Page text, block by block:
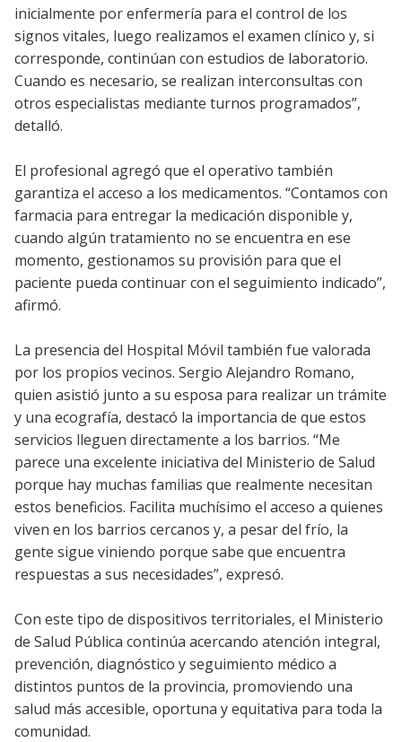
inicialmente por enfermería para el control de los
signos vitales, luego realizamos el examen clínico y, si
corresponde, continúan con estudios de laboratorio.
Cuando es necesario, se realizan interconsultas con
otros especialistas mediante turnos programados”,
detalló.
El profesional agregó que el operativo también
garantiza el acceso a los medicamentos. “Contamos con
farmacia para entregar la medicación disponible y,
cuando algún tratamiento no se encuentra en ese
momento, gestionamos su provisión para que el
paciente pueda continuar con el seguimiento indicado”,
afirmó.
La presencia del Hospital Móvil también fue valorada
por los propios vecinos. Sergio Alejandro Romano,
quien asistió junto a su esposa para realizar un trámite
y una ecografía, destacó la importancia de que estos
servicios lleguen directamente a los barrios. “Me
parece una excelente iniciativa del Ministerio de Salud
porque hay muchas familias que realmente necesitan
estos beneficios. Facilita muchísimo el acceso a quienes
viven en los barrios cercanos y, a pesar del frío, la
gente sigue viniendo porque sabe que encuentra
respuestas a sus necesidades”, expresó.
Con este tipo de dispositivos territoriales, el Ministerio
de Salud Pública continúa acercando atención integral,
prevención, diagnóstico y seguimiento médico a
distintos puntos de la provincia, promoviendo una
salud más accesible, oportuna y equitativa para toda la
comunidad.